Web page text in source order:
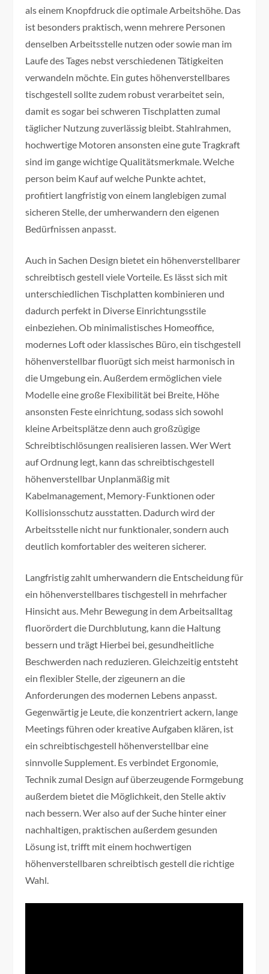
als einem Knopfdruck die optimale Arbeitshöhe. Das
ist besonders praktisch, wenn mehrere Personen
denselben Arbeitsstelle nutzen oder sowie man im
Laufe des Tages nebst verschiedenen Tätigkeiten
verwandeln möchte. Ein gutes höhenverstellbares
tischgestell sollte zudem robust verarbeitet sein,
damit es sogar bei schweren Tischplatten zumal
täglicher Nutzung zuverlässig bleibt. Stahlrahmen,
hochwertige Motoren ansonsten eine gute Tragkraft
sind im gange wichtige Qualitätsmerkmale. Welche
person beim Kauf auf welche Punkte achtet,
profitiert langfristig von einem langlebigen zumal
sicheren Stelle, der umherwandern den eigenen
Bedürfnissen anpasst.
Auch in Sachen Design bietet ein höhenverstellbarer
schreibtisch gestell viele Vorteile. Es lässt sich mit
unterschiedlichen Tischplatten kombinieren und
dadurch perfekt in Diverse Einrichtungsstile
einbeziehen. Ob minimalistisches Homeoffice,
modernes Loft oder klassisches Büro, ein tischgestell
höhenverstellbar fluorügt sich meist harmonisch in
die Umgebung ein. Außerdem ermöglichen viele
Modelle eine große Flexibilität bei Breite, Höhe
ansonsten Feste einrichtung, sodass sich sowohl
kleine Arbeitsplätze denn auch großzügige
Schreibtischlösungen realisieren lassen. Wer Wert
auf Ordnung legt, kann das schreibtischgestell
höhenverstellbar Unplanmäßig mit
Kabelmanagement, Memory-Funktionen oder
Kollisionsschutz ausstatten. Dadurch wird der
Arbeitsstelle nicht nur funktionaler, sondern auch
deutlich komfortabler des weiteren sicherer.
Langfristig zahlt umherwandern die Entscheidung für
ein höhenverstellbares tischgestell in mehrfacher
Hinsicht aus. Mehr Bewegung in dem Arbeitsalltag
fluorördert die Durchblutung, kann die Haltung
bessern und trägt Hierbei bei, gesundheitliche
Beschwerden nach reduzieren. Gleichzeitig entsteht
ein flexibler Stelle, der zigeunern an die
Anforderungen des modernen Lebens anpasst.
Gegenwärtig je Leute, die konzentriert ackern, lange
Meetings führen oder kreative Aufgaben klären, ist
ein schreibtischgestell höhenverstellbar eine
sinnvolle Supplement. Es verbindet Ergonomie,
Technik zumal Design auf überzeugende Formgebung
außerdem bietet die Möglichkeit, den Stelle aktiv
nach bessern. Wer also auf der Suche hinter einer
nachhaltigen, praktischen außerdem gesunden
Lösung ist, trifft mit einem hochwertigen
höhenverstellbaren schreibtisch gestell die richtige
Wahl.